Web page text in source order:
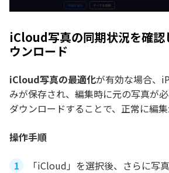
iCloud写真の同期状況を確認
ウンロード
iCloud写真の最適化が有効な場合、
みが保存され、編集時に元の写真が
ダウンロードすることで、正常に編集
操作手順
「iCloud」を選択後、さらに写